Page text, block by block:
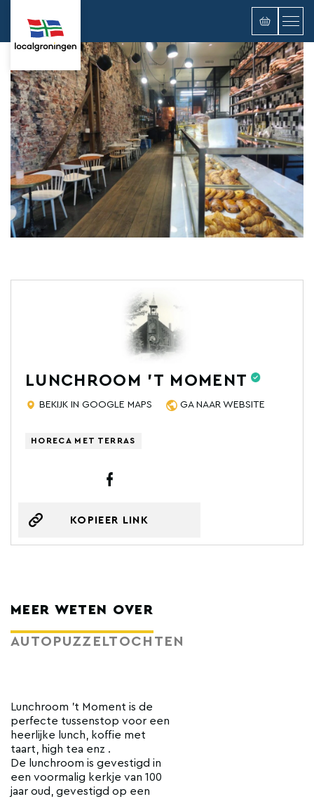
LUNCHROOM 'T MOMENT
BEKIJK IN GOOGLE MAPS GA NAAR WEBSITE
HORECA MET TERRAS
KOPIEER LINK
MEER WETEN OVER
AUTOPUZZELTOCHTEN
Lunchroom 't Moment is de
perfecte tussenstop voor een
heerlijke lunch, koffie met
taart, high tea enz .
De lunchroom is gevestigd in
een voormalig kerkje van 100
jaar oud, gevestigd op een